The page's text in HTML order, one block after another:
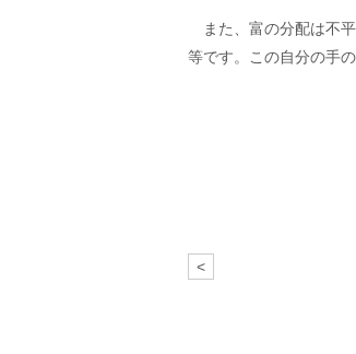
また、富の分配は不
等です。この自分の手
<